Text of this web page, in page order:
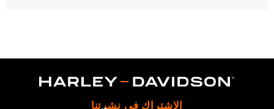
Sold In Units:Pair
WARRANTY:1 year limited warranty – Go towww.h-
for full details
الاشتراك في نشرتنا